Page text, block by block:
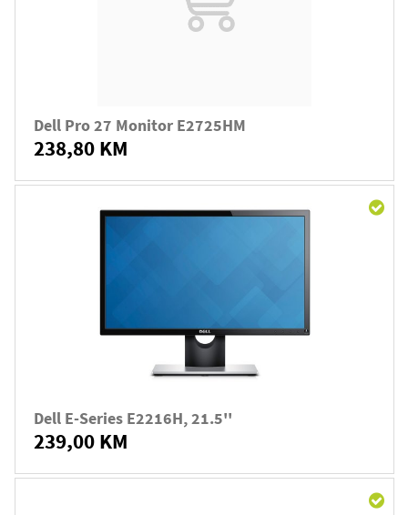
Dell Pro 27 Monitor E2725HM
238,80 KM
Dell E-Series E2216H, 21.5''
239,00 KM